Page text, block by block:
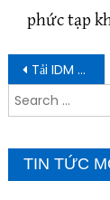
phức tạp
Post
Tải IDM Full Crack 6.41 Build 11 + Portable Mới Nhất 2023
Search for:
TIN TỨC